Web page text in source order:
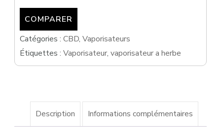
Flowermate
COMPARER
Catégories : CBD, Vaporisateurs
Étiquettes : Vaporisateur, vaporisateur a herbe
Description Informations complémentaires